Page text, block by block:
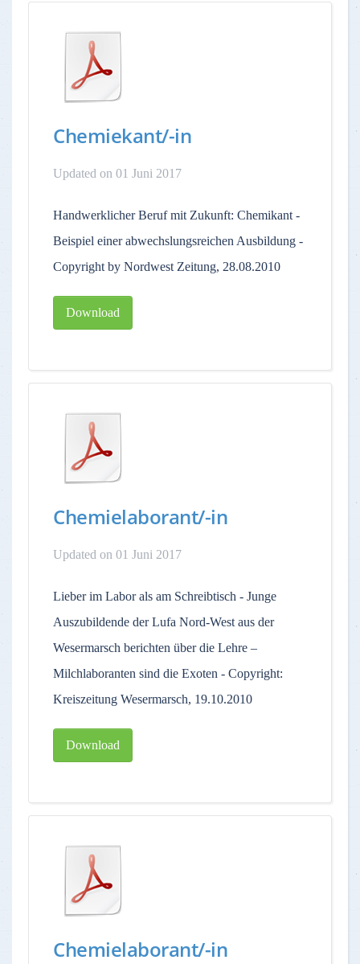
Chemiekant/-in
Updated on 01 Juni 2017
Handwerklicher Beruf mit Zukunft: Chemikant -
Beispiel einer abwechslungsreichen Ausbildung -
Copyright by Nordwest Zeitung, 28.08.2010
Download
Chemielaborant/-in
Updated on 01 Juni 2017
Lieber im Labor als am Schreibtisch - Junge
Auszubildende der Lufa Nord-West aus der
Wesermarsch berichten über die Lehre –
Milchlaboranten sind die Exoten - Copyright:
Kreiszeitung Wesermarsch, 19.10.2010
Download
Chemielaborant/-in